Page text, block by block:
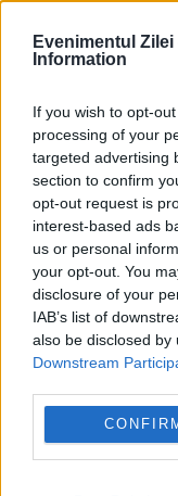
Evenimentul Zilei
Information
If you wish to opt-
processing of your
targeted advertising
section to confirm
opt-out request is
interest-based ads
us or personal
your opt-out. You
disclosure of your
IAB’s list of
also be disclosed
Downstream